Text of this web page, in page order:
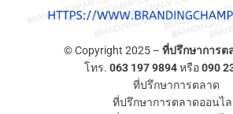
© Copyright 2025 – ที่ปรึกษาการต
โทร. 063 197 9894หรือ090
ที่ปรึกษาการตลาด
ที่ปรึกษาการตลาดออนไ